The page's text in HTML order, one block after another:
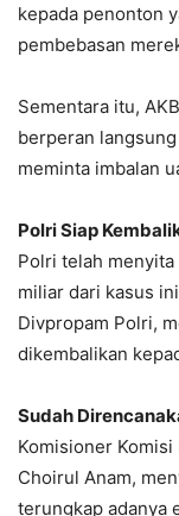
kepada penonton
pembebasan
Sementara itu,
berperan
meminta imbalan
Polri Siap
Polri telah
miliar dari kasus
Divpropam Polri,
dikembalikan
Sudah
Komisioner Komisi
Choirul Anam,
terungkap adanya